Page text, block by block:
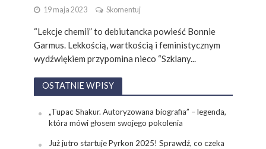
19 maja 2023 Skomentuj
“Lekcje chemii” to debiutancka powieść Bonnie
Garmus. Lekkością, wartkością i feministycznym
wydźwiękiem przypomina nieco “Szklany...
OSTATNIE WPISY
„Tupac Shakur. Autoryzowana biografia” – legenda,
która mówi głosem swojego pokolenia
Już jutro startuje Pyrkon 2025! Sprawdź, co czeka